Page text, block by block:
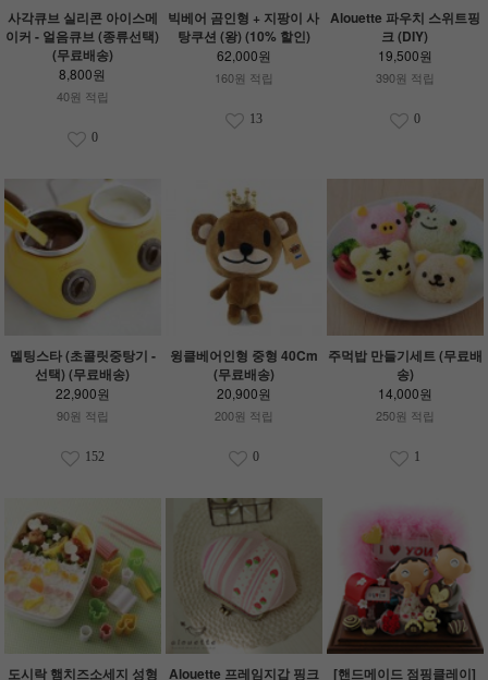
사각큐브 실리콘 아이스메
이커 - 얼음큐브 (종류선택)
(무료배송)
8,800원
40원 적립
0
빅베어 곰인형 + 지팡이 사
탕쿠션 (왕) (10% 할인)
62,000원
160원 적립
13
Alouette 파우치 스위트핑
크 (DIY)
19,500원
390원 적립
0
멜팅스타 (초콜릿중탕기 -
선택) (무료배송)
22,900원
90원 적립
152
윙클베어인형 중형 40Cm
(무료배송)
20,900원
200원 적립
0
주먹밥 만들기세트 (무료배
송)
14,000원
250원 적립
1
도시락 햄치즈소세지 성형
Alouette 프레임지갑 핑크
[핸드메이드 점핑클레이]